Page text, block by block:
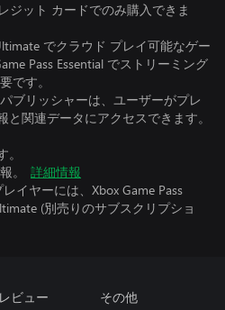
ジット カードでのみ購入できま
でクラウド プレイ可能なゲー
Pass Essential でストリーミング
です。
ブリッシャーは、ユーザーがプレ
関連データにアクセスできます。
。
詳細情報
イヤーには、Xbox Game Pass
(別売りのサブスクリプショ
レビュー その他